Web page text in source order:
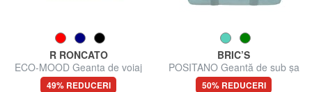
R RONCATO
ECO-MOOD Geanta de voiaj
rucsac
49% REDUCERI
BRIC’S
POSITANO Geantă de sub șa
50% REDUCERI